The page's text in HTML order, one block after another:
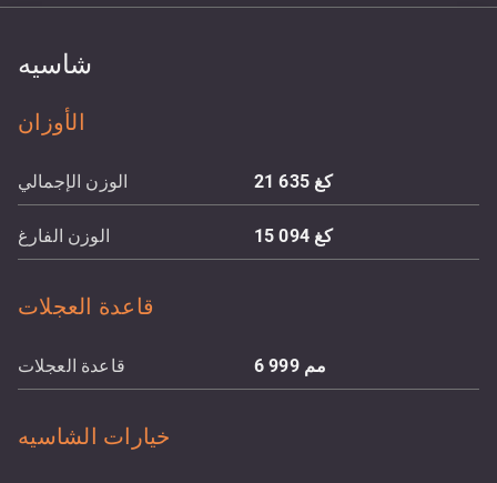
شاسيه
الأوزان
الوزن الإجمالي 21 635 كغ
الوزن الفارغ 15 094 كغ
قاعدة العجلات
قاعدة العجلات 6 999 مم
خيارات الشاسيه